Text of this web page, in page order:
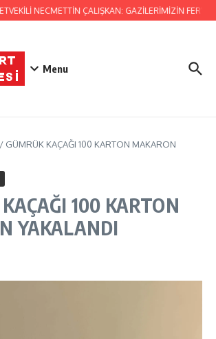
NECMETTİN ÇALIŞKAN: GAZİLERİMİZİN
Menu
/ GÜMRÜK KAÇAĞI 100 KARTON MAKARON
100 KARTON
YAKALANDI